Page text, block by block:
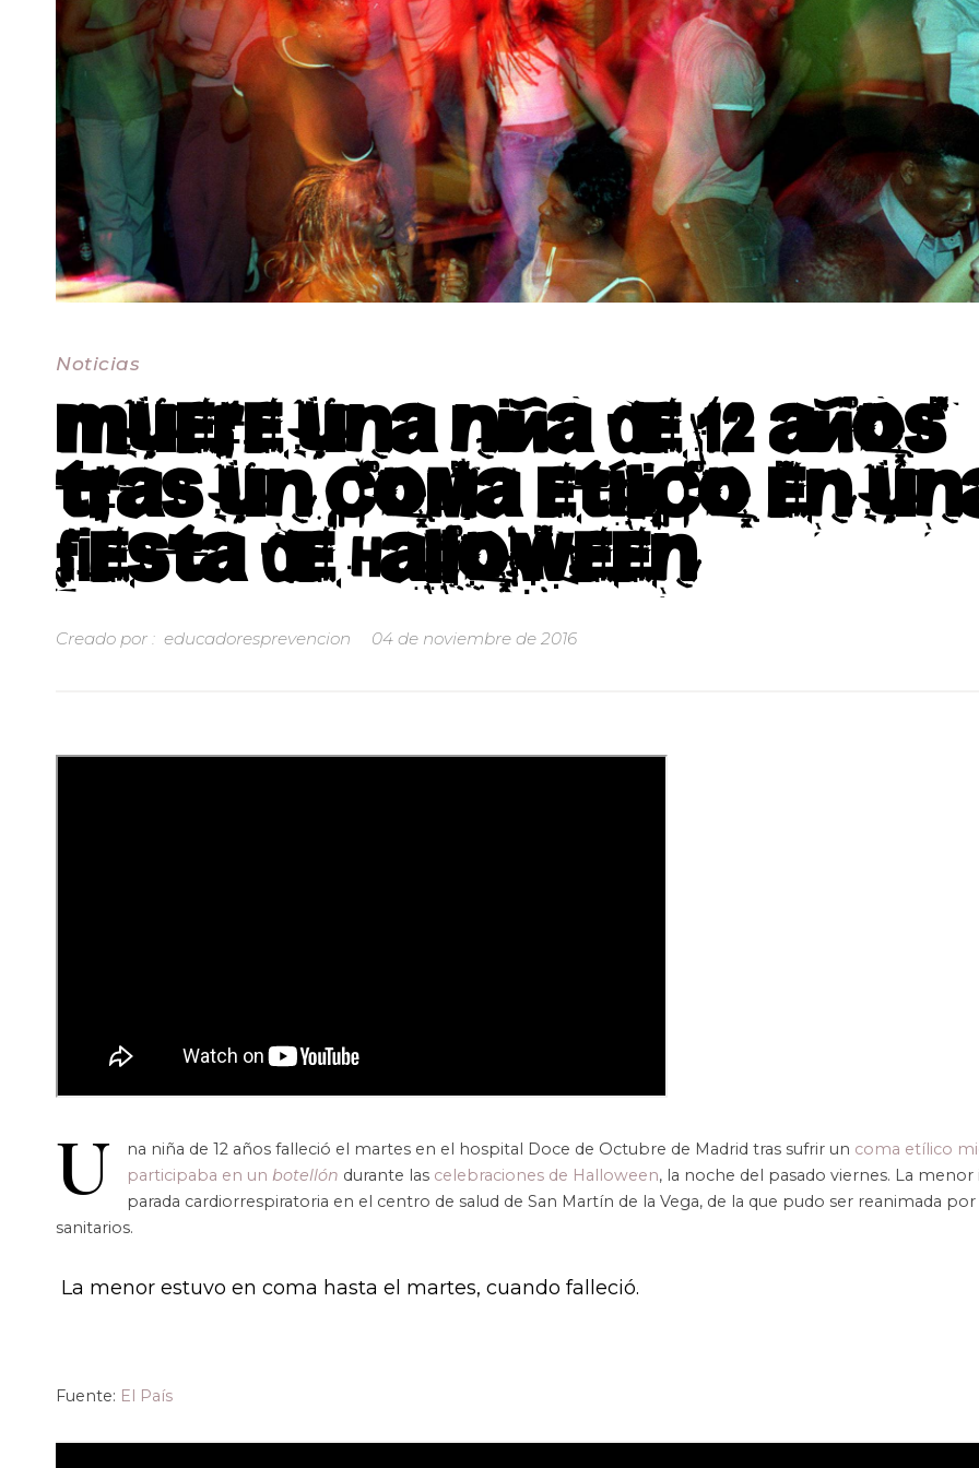
Noticias
Muere una niña de 12 años
tras un coma etílico en
fiesta de Halloween
Creado por : educadoresprevencion 04 de noviembre de 2016
U na niña de 12 años falleció el martes en el hospital Doce de Octubre de Madrid tras sufrir un coma etílico
participaba en un botellón durante las celebraciones de Halloween, la noche del pasado viernes. La
parada cardiorrespiratoria en el centro de salud de San Martín de la Vega, de la que pudo ser reanimada por
sanitarios.
La menor estuvo en coma hasta el martes, cuando falleció.
Fuente: El País